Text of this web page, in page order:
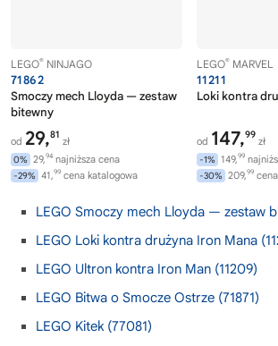
LEGO® NINJAGO
71862
Smoczy mech Lloyda — zestaw
bitewny
od 29,81
zł
0% 29,94 najniższa cena
-29% 41,99 cena katalogowa
LEGO® MARVEL
11211
Loki kontra
od 147,99
zł
-1% 149,99
-30% 209,99
LEGO Smoczy mech Lloyda — zestaw
LEGO Loki kontra drużyna Iron Mana
LEGO Ultron kontra Iron Man (11209)
LEGO Bitwa o Smocze Ostrze (71871)
LEGO Kitek (77081)